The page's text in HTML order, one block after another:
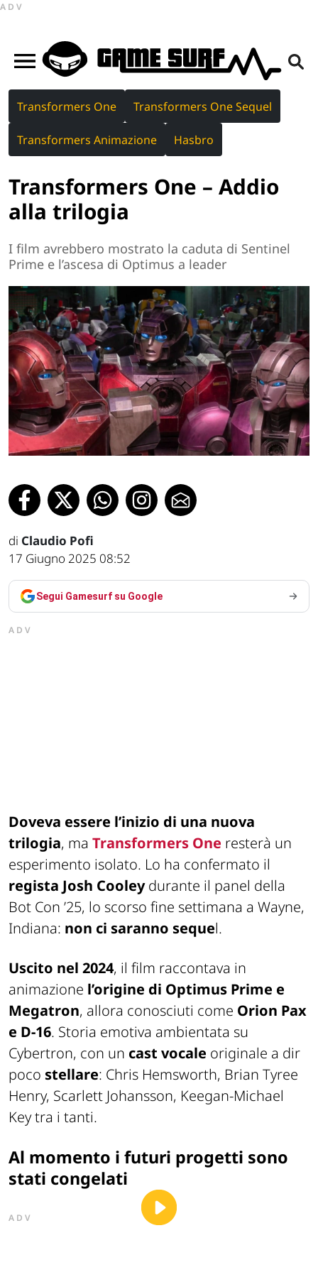
ADV
Transformers One Transformers One Sequel
Transformers Animazione Hasbro
Transformers One – Addio
alla trilogia
I film avrebbero mostrato la caduta di Sentinel
Prime e l’ascesa di Optimus a leader
di Claudio Pofi
17 Giugno 2025 08:52
Segui Gamesurf su Google
ADV
Doveva essere l’inizio di una nuova
trilogia, ma Transformers One resterà un
esperimento isolato. Lo ha confermato il
regista Josh Cooleydurante il panel della
Bot Con ’25, lo scorso fine settimana a Wayne,
Indiana: non ci saranno sequel.
Uscito nel 2024, il film raccontava in
animazione l’origine di Optimus Prime e
Megatron, allora conosciuti come Orion Pax
e D-16. Storia emotiva ambientata su
Cybertron, con un cast vocale originale a dir
poco stellare: Chris Hemsworth, Brian Tyree
Henry, Scarlett Johansson, Keegan-Michael
Key tra i tanti.
Al momento i futuri progetti sono
stati congelati
ADV